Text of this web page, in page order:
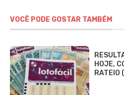
VOCÊ PODE GOSTAR TAMBÉM
HOJE,